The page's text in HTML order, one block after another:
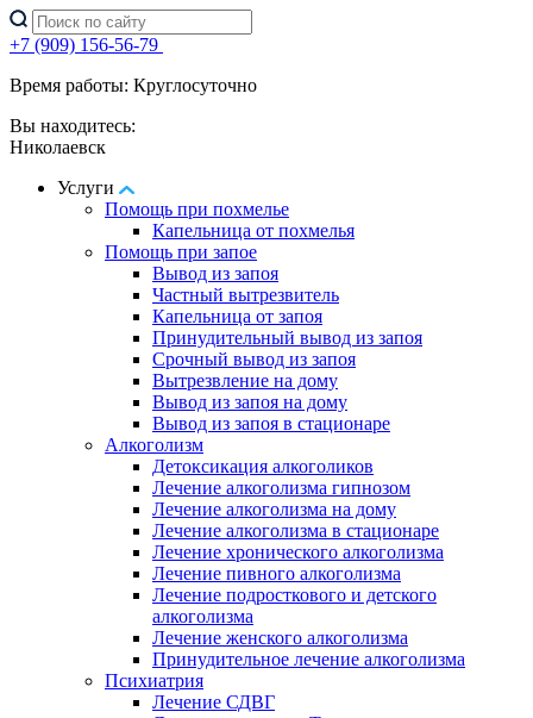
+7 (909) 156-56-79
Время работы: Круглосуточно
Вы находитесь:
Николаевск
Услуги
Помощь при похмелье
Капельница от похмелья
Помощь при запое
Вывод из запоя
Частный вытрезвитель
Капельница от запоя
Принудительный вывод из запоя
Срочный вывод из запоя
Вытрезвление на дому
Вывод из запоя на дому
Вывод из запоя в стационаре
Алкоголизм
Детоксикация алкоголиков
Лечение алкоголизма гипнозом
Лечение алкоголизма на дому
Лечение алкоголизма в стационаре
Лечение хронического алкоголизма
Лечение пивного алкоголизма
Лечение подросткового и детского
алкоголизма
Лечение женского алкоголизма
Принудительное лечение алкоголизма
Психиатрия
Лечение СДВГ